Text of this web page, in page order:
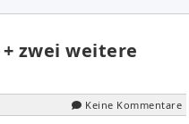
+ zwei weitere
Keine Kommentare